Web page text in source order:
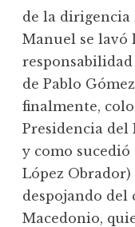
de la dirigencia
Manuel se lavó
de Pablo
finalmente,
Presidencia del
y como
López
despojando del
Macedonio,